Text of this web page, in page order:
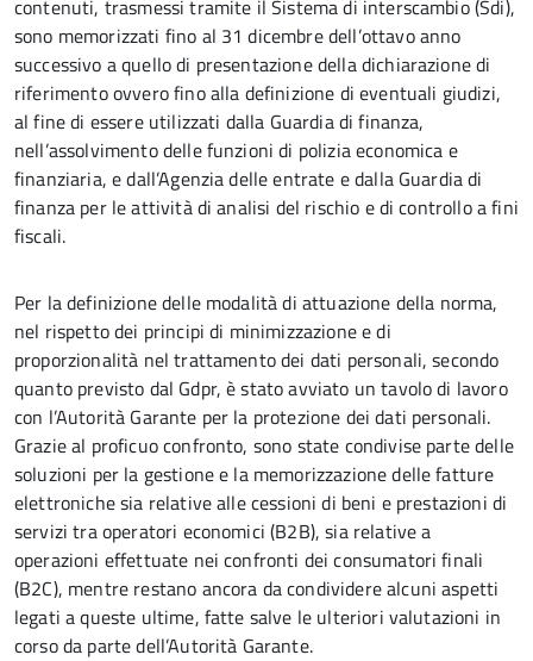
contenuti, trasmessi tramite il Sistema di interscambio (Sdi),
sono memorizzati fino al 31 dicembre dell’ottavo anno
successivo a quello di presentazione della dichiarazione di
riferimento ovvero fino alla definizione di eventuali giudizi,
al fine di essere utilizzati dalla Guardia di finanza,
nell’assolvimento delle funzioni di polizia economica e
finanziaria, e dall’Agenzia delle entrate e dalla Guardia di
finanza per le attività di analisi del rischio e di controllo a fini
fiscali.
Per la definizione delle modalità di attuazione della norma,
nel rispetto dei principi di minimizzazione e di
proporzionalità nel trattamento dei dati personali, secondo
quanto previsto dal Gdpr, è stato avviato un tavolo di lavoro
con l’Autorità Garante per la protezione dei dati personali.
Grazie al proficuo confronto, sono state condivise parte delle
soluzioni per la gestione e la memorizzazione delle fatture
elettroniche sia relative alle cessioni di beni e prestazioni di
servizi tra operatori economici (B2B), sia relative a
operazioni effettuate nei confronti dei consumatori finali
(B2C), mentre restano ancora da condividere alcuni aspetti
legati a queste ultime, fatte salve le ulteriori valutazioni in
corso da parte dell’Autorità Garante.